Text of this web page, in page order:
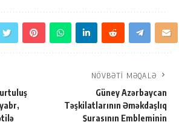
NÖVBƏTI MƏQALƏ
Güney Azərbaycan
Təşkilatlarının Əməkdaşlıq
Şurasının Embleminin